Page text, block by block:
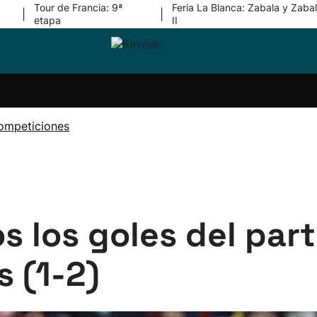
Tour de Francia: 9ª
etapa
Feria La Blanca: Zabala y
II
Equipos
Competiciones
los goles del
(1-2)